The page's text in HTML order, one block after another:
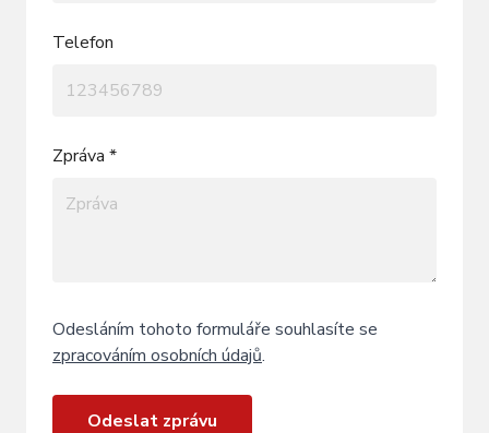
Telefon
Zpráva *
Odesláním tohoto formuláře souhlasíte se
zpracováním osobních údajů.
Odeslat zprávu